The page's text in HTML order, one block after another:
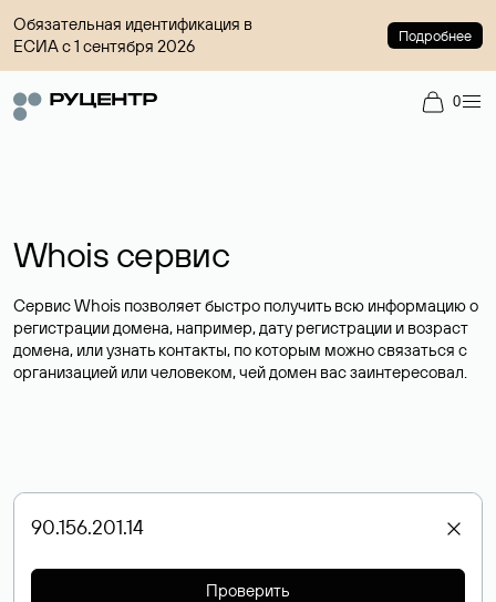
Обязательная идентификация в
ЕСИА с 1 сентября 2026
Подробнее
0
Whois сервис
Сервис Whois позволяет быстро получить всю информацию о
регистрации домена, например, дату регистрации и возраст
домена, или узнать контакты, по которым можно связаться с
организацией или человеком, чей домен вас заинтересовал.
Проверить